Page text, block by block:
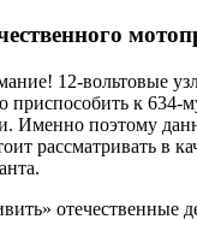
12-вольтовые
приспособить к 634-
Именно поэтому
рассматривать в
отечественные